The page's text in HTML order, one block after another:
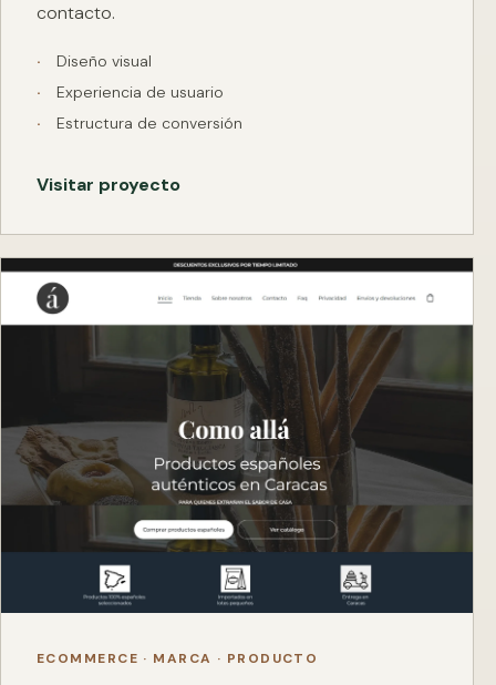
contacto.
Diseño visual
Experiencia de usuario
Estructura de conversión
Visitar proyecto
ECOMMERCE · MARCA · PRODUCTO